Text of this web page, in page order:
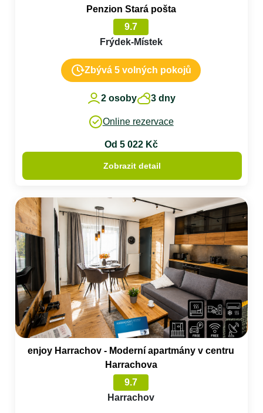
Penzion Stará pošta
9.7
Frýdek-Místek
Zbývá 5 volných pokojů
2 osoby 3 dny
Online rezervace
Od 5 022 Kč
Zobrazit detail
enjoy Harrachov - Moderní apartmány v centru
Harrachova
9.7
Harrachov